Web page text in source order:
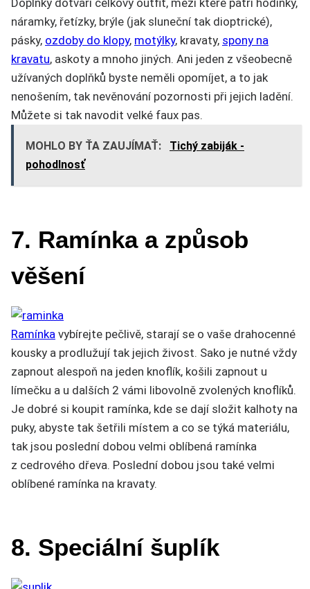
náramky, řetízky, brýle (jak sluneční tak dioptrické),
pásky, ozdoby do klopy, motýlky, kravaty, spony na
kravatu, askoty a mnoho jiných. Ani jeden z všeobecně
užívaných doplňků byste neměli opomíjet, a to jak
nenošením, tak nevěnování pozornosti při jejich ladění.
Můžete si tak navodit velké faux pas.
MOHLO BY ŤA ZAUJÍMAŤ:
Tichý zabiják -
pohodlnosť
7. Ramínka a způsob
věšení
Ramínka vybírejte pečlivě, starají se o vaše drahocenné
kousky a prodlužují tak jejich živost. Sako je nutné vždy
zapnout alespoň na jeden knoflík, košili zapnout u
límečku a u dalších 2 vámi libovolně zvolených knoflíků.
Je dobré si koupit ramínka, kde se dají složit kalhoty na
puky, abyste tak šetřili místem a co se týká materiálu,
tak jsou poslední dobou velmi oblíbená ramínka
z cedrového dřeva. Poslední dobou jsou také velmi
oblíbené ramínka na kravaty.
8. Speciální šuplík